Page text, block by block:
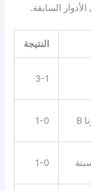
السابقة.
النتيجة
3-1
1-0
1-0